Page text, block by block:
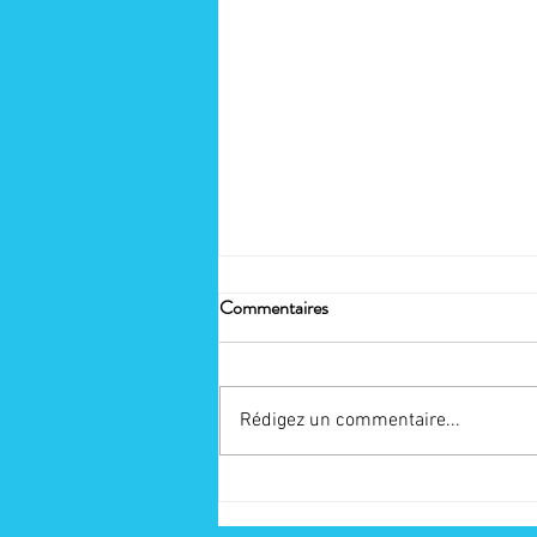
Internet | Coaching Personnalisé
Commentaires
Rédigez un commentaire...